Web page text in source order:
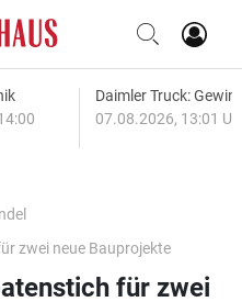
Daimler Truck:
07.08.2026, 13:01
zwei neue Bauprojekte
für zwei